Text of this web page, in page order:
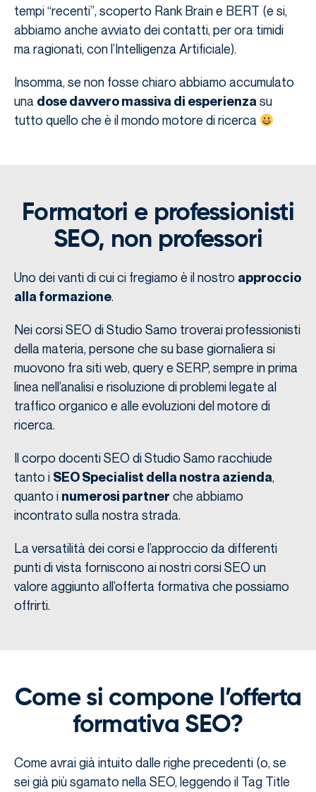
tempi “recenti”, scoperto Rank Brain e BERT (e si,
abbiamo anche avviato dei contatti, per ora timidi
ma ragionati, con l’Intelligenza Artificiale).
Insomma, se non fosse chiaro abbiamo accumulato
una dose davvero massiva di esperienza su
tutto quello che è il mondo motore di ricerca
Formatori e professionisti
SEO, non professori
Uno dei vanti di cui ci fregiamo è il nostro approccio
alla formazione.
Nei corsi SEO di Studio Samo troverai professionisti
della materia, persone che su base giornaliera si
muovono fra siti web, query e SERP, sempre in prima
linea nell’analisi e risoluzione di problemi legate al
traffico organico e alle evoluzioni del motore di
ricerca.
Il corpo docenti SEO di Studio Samo racchiude
tanto i SEO Specialist della nostra azienda,
quanto i numerosi partner che abbiamo
incontrato sulla nostra strada.
La versatilità dei corsi e l’approccio da differenti
punti di vista forniscono ai nostri corsi SEO un
valore aggiunto all’offerta formativa che possiamo
offrirti.
Come si compone l’offerta
formativa SEO?
Come avrai già intuito dalle righe precedenti (o, se
sei già più sgamato nella SEO, leggendo il Tag Title